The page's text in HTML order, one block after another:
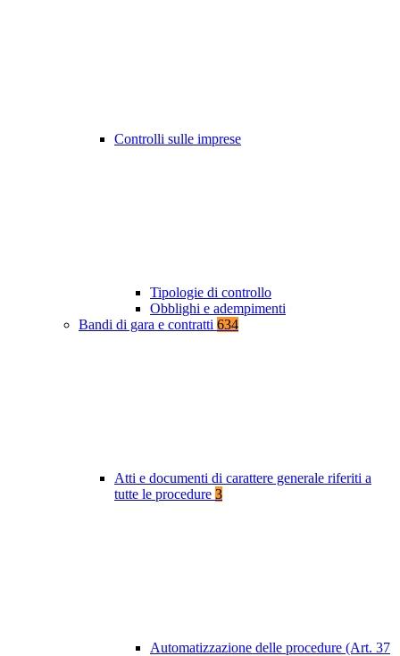
Controlli sulle imprese
Tipologie di controllo
Obblighi e adempimenti
Bandi di gara e contratti 634
Atti e documenti di carattere generale riferiti a
tutte le procedure 3
Automatizzazione delle procedure (Art. 37